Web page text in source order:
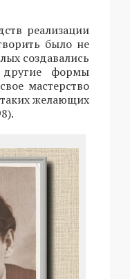
реализации
было не
создавались
формы
мастерство
желающих